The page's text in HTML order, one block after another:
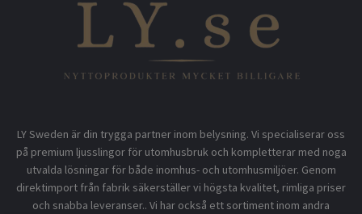
LY Sweden är din trygga partner inom belysning. Vi specialiserar oss
på premium ljusslingor för utomhusbruk och kompletterar med noga
utvalda lösningar för både inomhus- och utomhusmiljöer. Genom
direktimport från fabrik säkerställer vi högsta kvalitet, rimliga priser
och snabba leveranser.. Vi har också ett sortiment inom andra